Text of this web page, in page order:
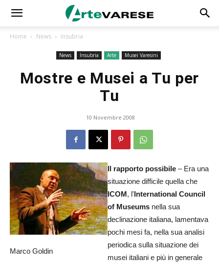
Home News Insubria
News Insubria Arte Musei Varesini
Mostre e Musei a Tu per
Tu
10 Novembre 2008
Marco Goldin
Il rapporto possibile – Era una
situazione difficile quella che
ICOM, l'International Council
of Museums nella sua
declinazione italiana, lamentava
pochi mesi fa, nella sua analisi
periodica sulla situazione dei
musei italiani e più in generale